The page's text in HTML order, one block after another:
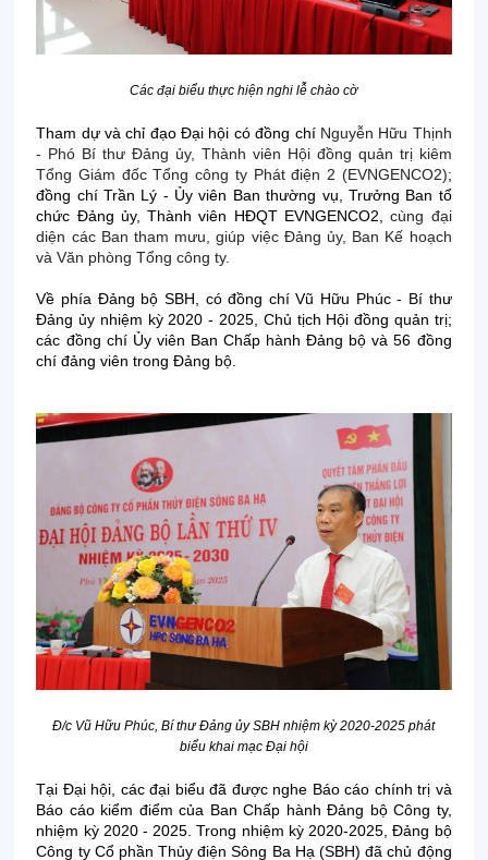
Các đại biểu thực hiện nghi lễ chào cờ
Tham dự và chỉ đạo Đại hội có đồng chí Nguyễn Hữu Thịnh
- Phó Bí thư Đảng ủy, Thành viên Hội đồng quản trị kiêm
Tổng Giám đốc Tổng công ty Phát điện 2 (EVNGENCO2);
đồng chí Trần Lý - Ủy viên Ban thường vụ, Trưởng Ban tổ
chức Đảng ủy, Thành viên HĐQT EVNGENCO2,cùng đại
diện các Ban tham mưu, giúp việc Đảng ủy, Ban Kế hoạch
và Văn phòng Tổng công ty.
Về phía Đảng bộ SBH, có đồng chí Vũ Hữu Phúc - Bí thư
Đảng ủy nhiệm kỳ 2020 - 2025, Chủ tịch Hội đồng quản trị;
các đồng chí Ủy viên Ban Chấp hành Đảng bộ và 56 đồng
chí đảng viên trong Đảng bộ.
Đ/c Vũ Hữu Phúc, Bí thư Đảng ủy SBH nhiệm kỳ 2020-2025 phát
biểu khai mạc Đại hội
Tại Đại hội, các đại biểu đã được nghe Báo cáo chính trị và
Báo cáo kiểm điểm của Ban Chấp hành Đảng bộ Công ty,
nhiệm kỳ 2020 - 2025. Trong nhiệm kỳ 2020-2025, Đảng bộ
Công ty Cổ phần Thủy điện Sông Ba Hạ (SBH) đã chủ động